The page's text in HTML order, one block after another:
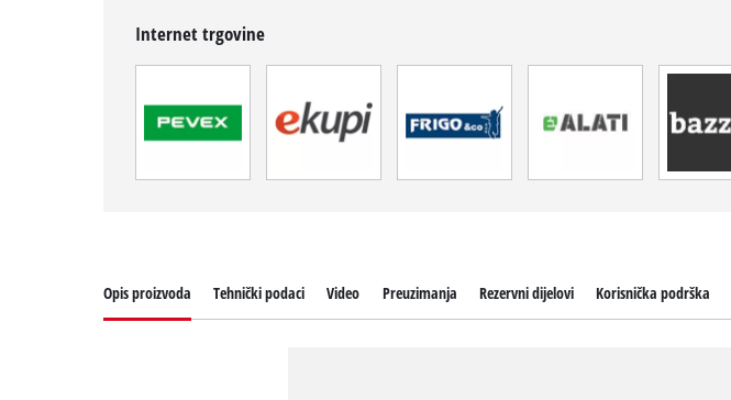
Internet trgovine
Opis proizvoda Tehnički podaci Video Preuzimanja Rezervni dijelovi Korisnička podrška